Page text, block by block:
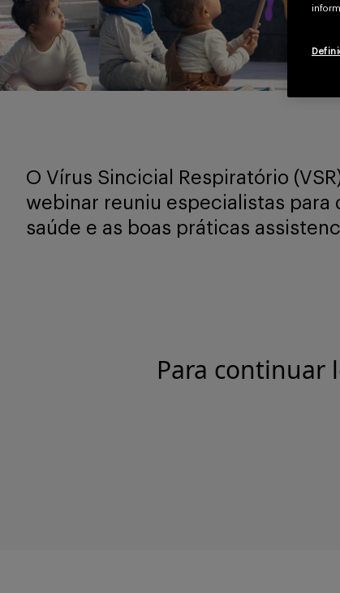
O Vírus Sincicial Respiratório
webinar reuniu especialistas
saúde e as boas práticas
Para continuar